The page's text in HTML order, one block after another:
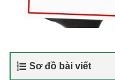
Sơ đồ bài viết